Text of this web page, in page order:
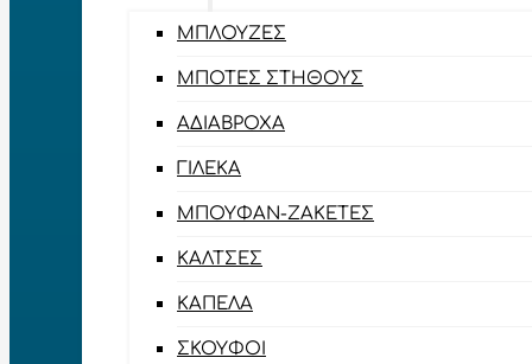
ΜΠΛΟΎΖΕΣ
ΜΠΌΤΕΣ ΣΤΉΘΟΥΣ
ΑΔΙΆΒΡΟΧΑ
ΓΙΛΈΚΑ
ΜΠΟΥΦΆΝ-ΖΑΚΈΤΕΣ
ΚΆΛΤΣΕΣ
ΚΑΠΈΛΑ
ΣΚΟΎΦΟΙ